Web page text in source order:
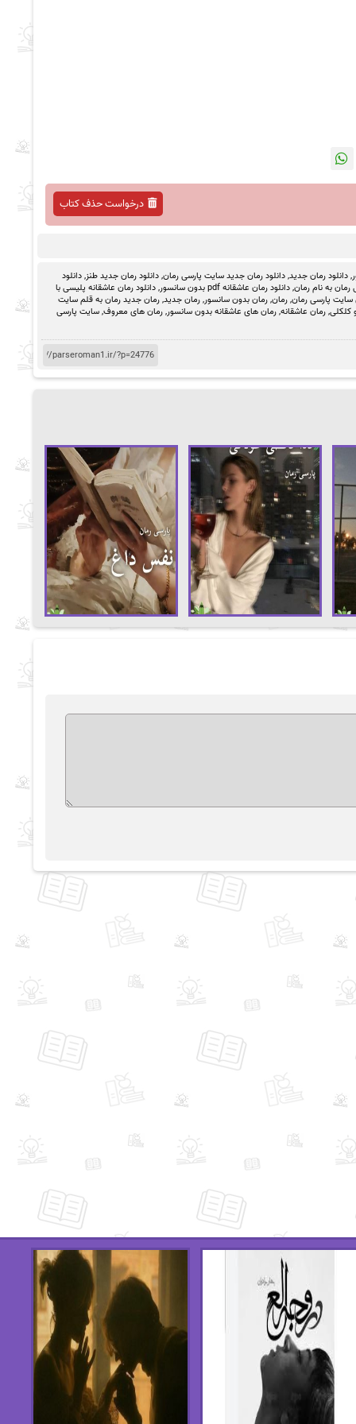
درخواست حذف کتاب
,دانلود رمان جدید,دانلود رمان جدید سایت پارسی رمان,دانلود رمان جدید طنز,دانلود
رمان به نام رمان,دانلود رمان عاشقانه pdf بدون سانسور ,دانلود رمان عاشقانه پلیسی با
سایت پارسی رمان,رمان,رمان بدون سانسور,رمان جدید,رمان جدید رمان به قلم سایت
کلکلی,رمان عاشقانه,رمان های عاشقانه بدون سانسور,رمان های معروف,سایت پارسی